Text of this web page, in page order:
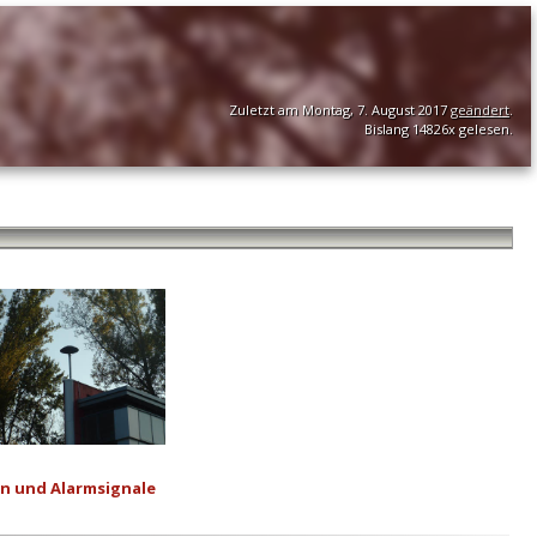
Zuletzt am Montag, 7. August 2017geändert.
Bislang 14826x gelesen.
und Alarmsignale